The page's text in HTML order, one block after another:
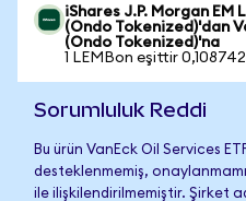
iShares J.P. Morgan EM
(Ondo Tokenized)'dan
(Ondo Tokenized)'na
1 LEMBon eşittir
Sorumluluk Reddi
Bu ürün VanEck Oil Services
desteklenmemiş,
ile ilişkilendirilmemiştir. Şirket